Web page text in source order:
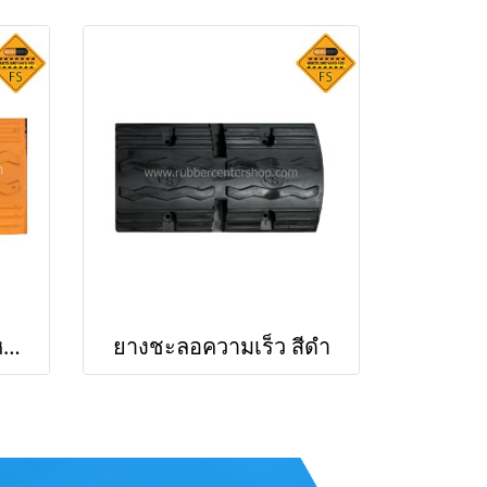
ยางชะลอความเร็ว สีเหลือง ยางชะลอความเร็ว สีดำ